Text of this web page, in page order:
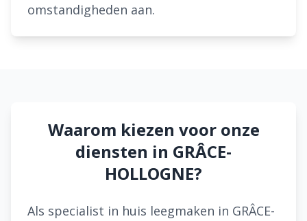
omstandigheden aan.
Waarom kiezen voor onze
diensten in GRÂCE-
HOLLOGNE?
Als specialist in huis leegmaken in GRÂCE-